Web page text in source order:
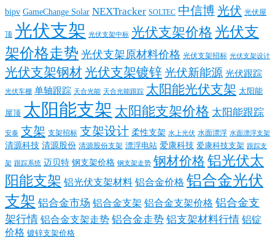
bipv GameChange Solar NEXTracker SOLTEC 中信博光伏 光伏屋
顶 光伏支架 光伏支架中标 光伏支架价格 光伏支
架价格走势 光伏支架原材料价格 光伏支架招标 光伏支架设计
光伏支架钢材光伏支架镀锌光伏新能源 光伏跟踪
光伏车棚 单轴跟踪 天合光能 天合光能跟踪 太阳能光伏支架 太阳能
屋顶 太阳能支架 太阳能支架价格 太阳能跟踪
安泰 支架 支架招标 支架设计 柔性支架 水上光伏 水面漂浮 水面漂浮支架
清源科技 清源股份 清源股份支架 漂浮电站 爱康科技 爱康科技支架 跟踪支
架 跟踪系统 迈贝特 钢支架价格 钢支架走势 钢材价格 铝光伏太
阳能支架 铝光伏支架材料 铝合金价格 铝合金光伏
支架 铝合金市场 铝合金支架 铝合金支架价格 铝合金支
架行情 铝合金支架走势 铝合金走势 铝支架材料行情 铝锭
价格 镀锌支架价格